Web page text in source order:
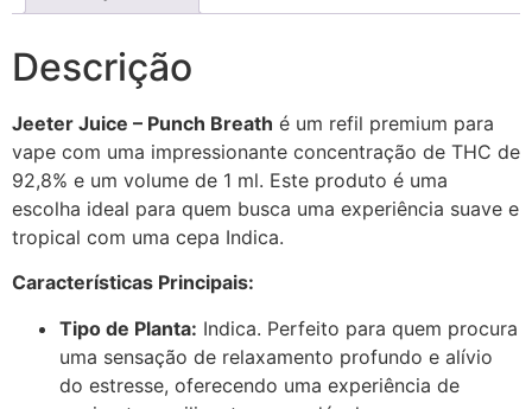
Descrição
Jeeter Juice – Punch Breath é um refil premium para
vape com uma impressionante concentração de THC de
92,8% e um volume de 1 ml. Este produto é uma
escolha ideal para quem busca uma experiência suave e
tropical com uma cepa Indica.
Características Principais:
Tipo de Planta: Indica. Perfeito para quem procura
uma sensação de relaxamento profundo e alívio
do estresse, oferecendo uma experiência de